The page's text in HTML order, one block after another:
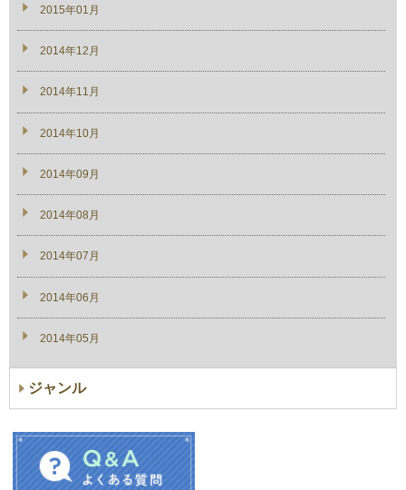
2015年01月
2014年12月
2014年11月
2014年10月
2014年09月
2014年08月
2014年07月
2014年06月
2014年05月
ジャンル